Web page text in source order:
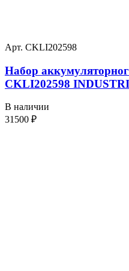
Арт. CKLI202598
Набор
CKLI202598
В наличии
31500 ₽